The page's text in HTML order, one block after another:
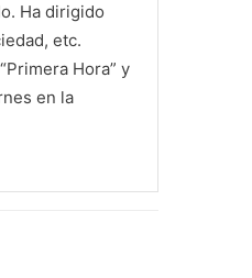
Ha dirigido
etc.
Hora” y
en la